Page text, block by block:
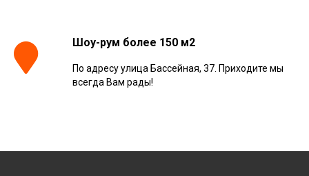
Шоу-рум более 150 м2
По адресу улица Бассейная, 37. Приходите мы
всегда Вам рады!